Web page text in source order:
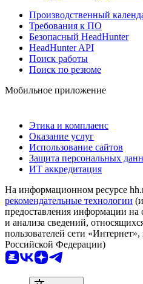
Производственный
Требования к ПО
Безопасный HeadHunter
HeadHunter API
Поиск работы
Поиск по резюме
Мобильное приложение
Этика и комплаенс
Оказание услуг
Использование сайтов
Защита персональных
ИТ аккредитация
На информационном ресурсе
рекомендательные технологии
предоставления информации на
и анализа сведений,
пользователей сети
Российской Федерации)